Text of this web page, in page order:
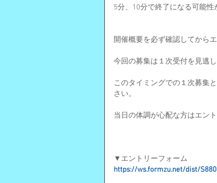
5分、10分で終了になる可能性
開催概要を必ず確認してから
今回の募集は１次受付を見逃
このタイミングでの１次募集
さい。
当日の体調が心配な方はエン
▼エントリーフォーム
https://ws.formzu.net/dist/